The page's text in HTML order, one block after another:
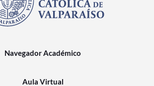
Navegador Académico
Aula Virtual